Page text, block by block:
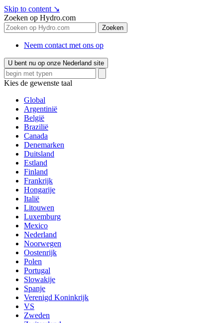
Skip to content ↘
Zoeken op Hydro.com
Zoeken
Neem contact met ons op
U bent nu op onze Nederland site
Kies de gewenste taal
Global
Argentinië
België
Brazilië
Canada
Denemarken
Duitsland
Estland
Finland
Frankrijk
Hongarije
Italië
Litouwen
Luxemburg
Mexico
Nederland
Noorwegen
Oostenrijk
Polen
Portugal
Slowakije
Spanje
Verenigd Koninkrijk
VS
Zweden